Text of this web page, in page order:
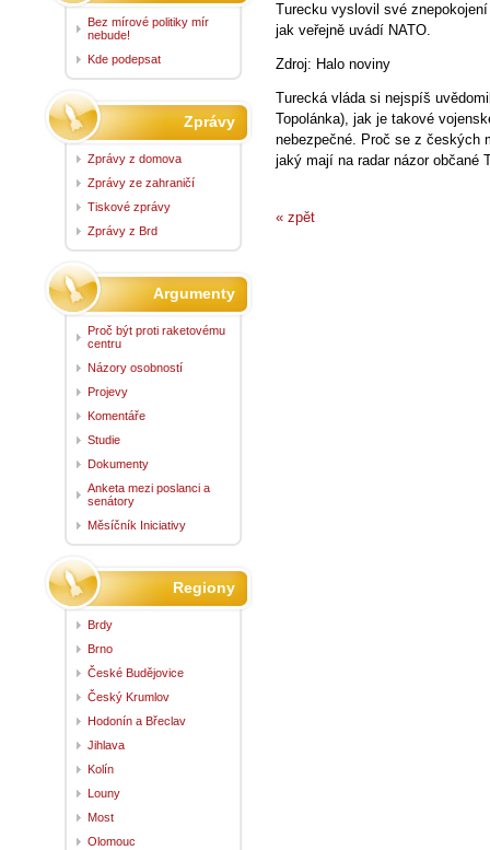
Turecku vyslovil své
jak veřejně uvádí NATO.
Zdroj: Halo noviny
Turecká vláda si nejspíš
Topolánka), jak je takové
nebezpečné. Proč se z českých
jaký mají na radar názor občané
« zpět
Bez mírové politiky mír
nebude!
Kde podepsat
Zprávy
Zprávy z domova
Zprávy ze zahraničí
Tiskové zprávy
Zprávy z Brd
Argumenty
Proč být proti raketovému
centru
Názory osobností
Projevy
Komentáře
Studie
Dokumenty
Anketa mezi poslanci a
senátory
Měsíčník Iniciativy
Regiony
Brdy
Brno
České Budějovice
Český Krumlov
Hodonín a Břeclav
Jihlava
Kolín
Louny
Most
Olomouc